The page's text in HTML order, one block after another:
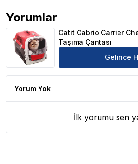
Yorumlar
Catit Cabrio Carrier Cherry Red
Catit Cabrio Carrier
Taşıma Çantası
Gelince
Yorum Yok
İlk yorumu sen